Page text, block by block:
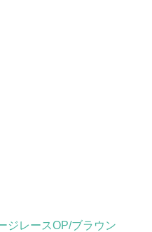
レースOP/ブラウン